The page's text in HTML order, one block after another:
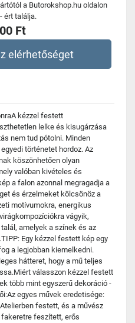
a Butorokshop.hu oldalon
ért találja.
Ft
elérhetőséget
kézzel festett
lelke és kisugárzása
nem tud pótolni. Minden
történetet hordoz. Az
köszönhetően olyan
valóban kivételes és
a falon azonnal megragadja a
és érzelmeket kölcsönöz a
motívumokra, energikus
vágyik,
amelyek a színek és az
Egy kézzel festett kép egy
a legjobban kiemelkedni.
hátteret, hogy a mű teljes
válasszon kézzel festett
több mint egyszerű dekoráció -
egyes művek eredetisége:
festett, és a művész
feszített, erős